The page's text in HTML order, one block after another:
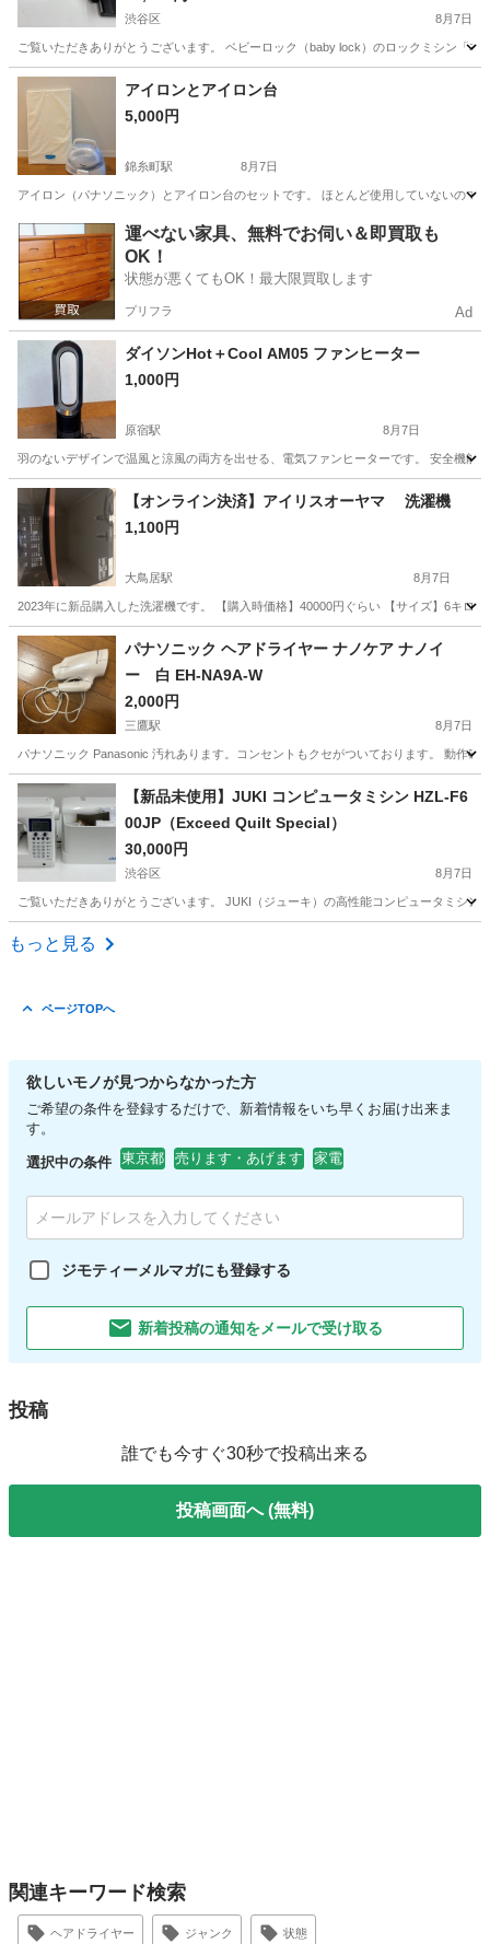
渋谷区 8月7日
ご覧いただきありがとうございます。 ベビーロック（baby lock）のロックミシン「
東京 渋谷区 生活家電
アイロンとアイロン台
5,000円
錦糸町駅 8月7日
アイロン（パナソニック）とアイロン台のセットです。 ほとんど使用していないので
東京 墨田区 錦糸町駅 生活家電
運べない家具、無料でお伺い＆即買取も
OK！
状態が悪くてもOK！最大限買取します
プリフラ Ad
ダイソンHot＋Cool AM05 ファンヒーター
1,000円
原宿駅 8月7日
羽のないデザインで温風と涼風の両方を出せる、電気ファンヒーターです。 安全機
東京 港区 原宿駅 家電
【オンライン決済】アイリスオーヤマ 洗濯機
1,100円
大鳥居駅 8月7日
2023年に新品購入した洗濯機です。 【購入時価格】40000円ぐらい 【サイズ】6キロ
東京 大田区 大鳥居駅 生活家電
パナソニック ヘアドライヤー ナノケア ナノイ
ー 白 EH-NA9A-W
2,000円
三鷹駅 8月7日
パナソニック Panasonic 汚れあります。コンセントもクセがついております。 動作
東京 三鷹市 三鷹駅 美容家電
【新品未使用】JUKI コンピュータミシン HZL-F6
00JP（Exceed Quilt Special）
30,000円
渋谷区 8月7日
ご覧いただきありがとうございます。 JUKI（ジューキ）の高性能コンピュータミシ
東京 渋谷区
もっと見る
ページTOPへ
欲しいモノが見つからなかった方
ご希望の条件を登録するだけで、新着情報をいち早くお届け出来ま
す。
選択中の条件 東京都 売ります・あげます 家電
ジモティーメルマガにも登録する
新着投稿の通知をメールで受け取る
投稿
誰でも今すぐ30秒で投稿出来る
投稿画面へ (無料)
関連キーワード検索
ヘアドライヤー ジャンク 状態